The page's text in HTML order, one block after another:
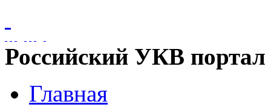
Российский УКВ портал
Главная